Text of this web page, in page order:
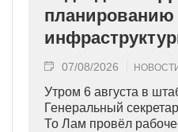
07/08/2026
Утром 6 августа в
Генеральный
То Лам провёл